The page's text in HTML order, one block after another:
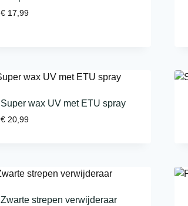
€17,99
Super wax UV met ETU spray
€20,99
Zwarte strepen verwijderaar